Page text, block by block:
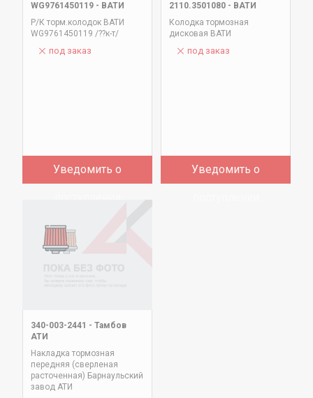
WG9761450119 - ВАТИ
Р/К торм.колодок ВАТИ
WG9761450119 /??к-т/
под заказ
Уведомить о
2110.3501080 - ВАТИ
Колодка тормозная
дисковая ВАТИ
под заказ
Уведомить о
340-003-2441 - Тамбов
АТИ
Накладка тормозная
передняя (сверленая
расточенная) Барнаульский
завод АТИ